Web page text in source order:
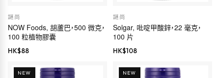
謎尚
NOW Foods, 胡蘆巴，500 微克，
100 粒植物膠囊
HK$88
謎尚
Solgar, 吡啶甲酸鋅，22 毫克，
100 片
HK$108
NEW NEW